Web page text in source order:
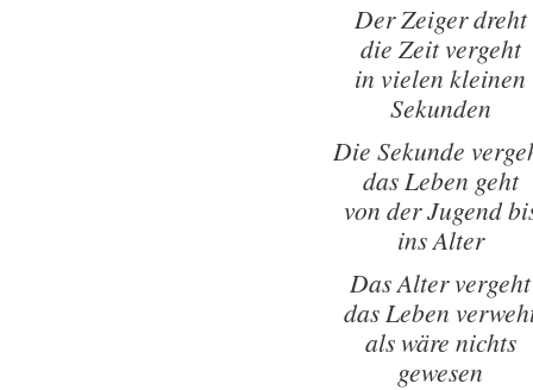
Der Zeiger dreht
die Zeit vergeht
in vielen kleinen
Sekunden
Die Sekunde
das Leben geht
von der Jugend
ins Alter
Das Alter vergeht
das Leben
als wäre nichts
gewesen